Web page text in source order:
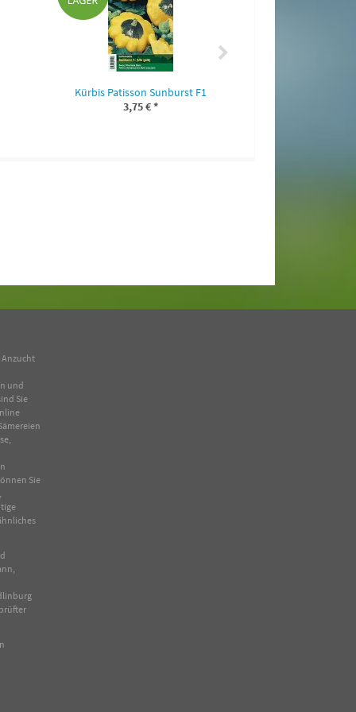
Kürbis Patisson Sunburst F1
3,75 €*
Anzucht
und
Sie
,
Sie